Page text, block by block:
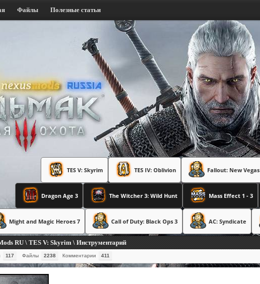
Файлы Полезные статьи
TES V: Skyrim TES IV: Oblivion Fallout: New Vegas
Dragon Age 3 The Witcher 3: Wild Hunt Mass Effect 1 - 3
Might and Magic Heroes 7 Call of Duty: Black Ops 3 AC: Syndicate
RU \ TES V: Skyrim \ Инструментарий
117 Файлы 2238 Комментарии 411